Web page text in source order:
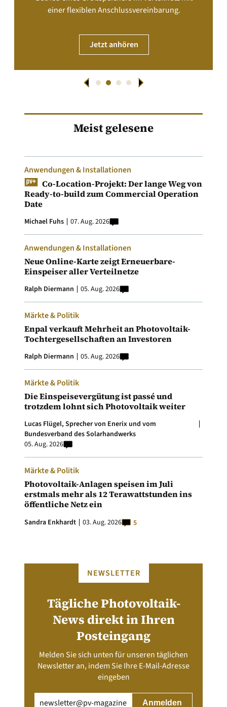
einer flexiblen Anschlussvereinbarung.
Jetzt anhören
Meist gelesene
Anwendungen & Installationen
Co-Location-Projekt: Der lange Weg von
Ready-to-build zum Commercial Operation
Date
Michael Fuhs 07. Aug. 2026
Anwendungen & Installationen
Neue Online-Karte zeigt Erneuerbare-
Einspeiser aller Verteilnetze
Ralph Diermann 05. Aug. 2026
Märkte & Politik
Enpal verkauft Mehrheit an Photovoltaik-
Tochtergesellschaften an Investoren
Ralph Diermann 05. Aug. 2026
Märkte & Politik
Die Einspeisevergütung ist passé und
trotzdem lohnt sich Photovoltaik weiter
Lucas Flügel, Sprecher von Enerix und vom
Bundesverband des Solarhandwerks
05. Aug. 2026
Märkte & Politik
Photovoltaik-Anlagen speisen im Juli
erstmals mehr als 12 Terawattstunden ins
öffentliche Netz ein
Sandra Enkhardt 03. Aug. 2026 5
NEWSLETTER
Tägliche Photovoltaik-
News direkt in Ihren
Posteingang
Melden Sie sich unten für unseren täglichen
Newsletter an, indem Sie Ihre E-Mail-Adresse
eingeben
(erforderlich)